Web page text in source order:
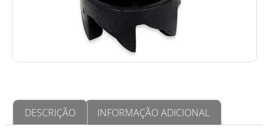
DESCRIÇÃO INFORMAÇÃO ADICIONAL